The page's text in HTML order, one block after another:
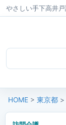
HOME > 東京都 >